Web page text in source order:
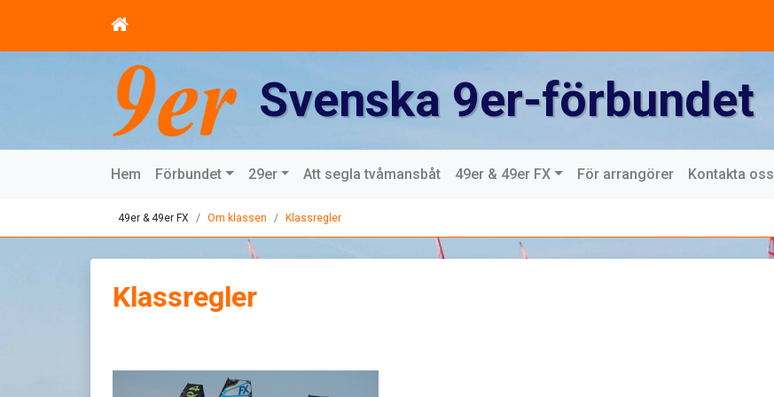
Svenska 9er-förbundet
Hem Förbundet 29er Att segla tvåmansbåt 49er & 49er FX För arrangörer Kontakta oss
49er & 49er FX Om klassen Klassregler
Klassregler